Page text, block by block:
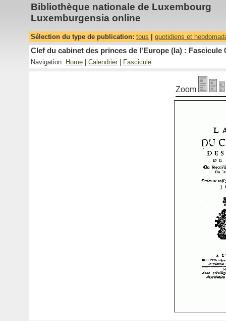
Bibliothèque nationale de Luxembourg
Luxemburgensia online
Sélection du type de publication: tous quotidiens et
Clef du cabinet des princes de l'Europe (la) : Fascicule
Navigation: Home Calendrier Fascicule
Zoom